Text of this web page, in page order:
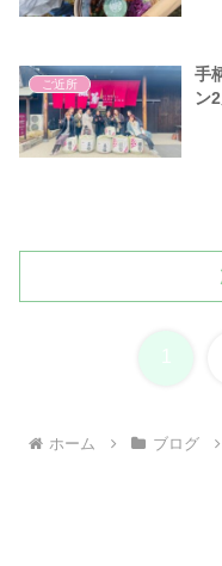
ご近所
手
ン
ホーム ブログ